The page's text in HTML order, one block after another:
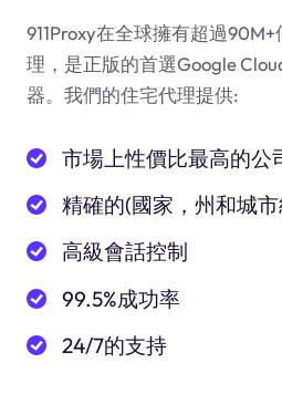
911Proxy在全球擁有超過
理，是正版的首選Google
器。我們的住宅代理提供:
市場上性價比最高的公
精確的(國家，州和城
高級會話控制
99.5%成功率
24/7的支持